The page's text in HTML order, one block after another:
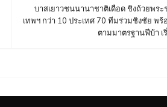
บาสเยาวชนนานาชาติเดือด ชิงถ้วยพร
เทพฯ กว่า 10 ประเทศ 70 ทีมร่วมชิงชัย พร้
ตามมาตรฐานฟีบ้า เ